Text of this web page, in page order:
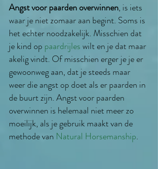
Angst voor paarden overwinnen, is iets
waar je niet zomaar aan begint. Soms is
het echter noodzakelijk. Misschien dat
je kind op paardrijleswilt en je dat maar
akelig vindt. Of misschien erger je je er
gewoonweg aan, dat je steeds maar
weer die angst op doet als er paarden in
de buurt zijn. Angst voor paarden
overwinnen is helemaal niet meer zo
moeilijk, als je gebruik maakt van de
methode van Natural Horsemanship.